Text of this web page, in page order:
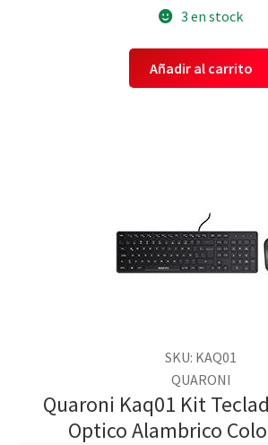
3 en stock
Añadir al carrito
SKU: KAQ01
QUARONI
Quaroni Kaq01 Kit
Optico Alambrico